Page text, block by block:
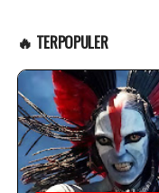
🔥 TERPOPULER